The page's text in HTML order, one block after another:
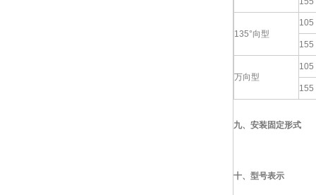
135°向型
105
155
万向型
105
155
九、 安装固定形式
十、型号表示